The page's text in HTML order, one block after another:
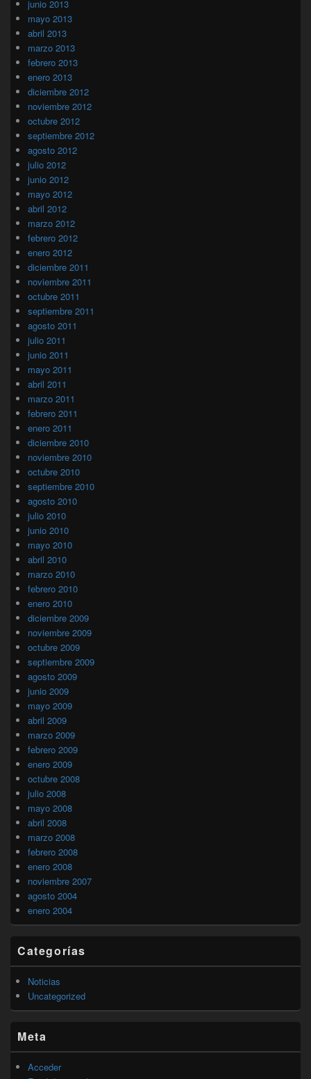
junio 2013
mayo 2013
abril 2013
marzo 2013
febrero 2013
enero 2013
diciembre 2012
noviembre 2012
octubre 2012
septiembre 2012
agosto 2012
julio 2012
junio 2012
mayo 2012
abril 2012
marzo 2012
febrero 2012
enero 2012
diciembre 2011
noviembre 2011
octubre 2011
septiembre 2011
agosto 2011
julio 2011
junio 2011
mayo 2011
abril 2011
marzo 2011
febrero 2011
enero 2011
diciembre 2010
noviembre 2010
octubre 2010
septiembre 2010
agosto 2010
julio 2010
junio 2010
mayo 2010
abril 2010
marzo 2010
febrero 2010
enero 2010
diciembre 2009
noviembre 2009
octubre 2009
septiembre 2009
agosto 2009
junio 2009
mayo 2009
abril 2009
marzo 2009
febrero 2009
enero 2009
octubre 2008
julio 2008
mayo 2008
abril 2008
marzo 2008
febrero 2008
enero 2008
noviembre 2007
agosto 2004
enero 2004
Categorías
Noticias
Uncategorized
Meta
Acceder